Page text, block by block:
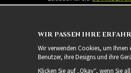
WIR PASSEN IHRE
Wir verwenden Cookies, um
Benutzer, ihre Designs und ihre
Klicken Sie auf „Okay“, wenn Sie